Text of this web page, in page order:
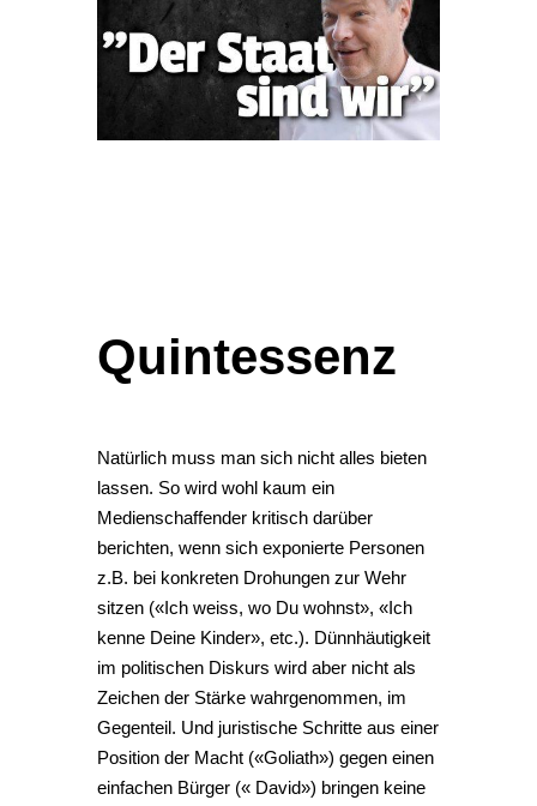
Quintessenz
Natürlich muss man sich nicht alles bieten
lassen. So wird wohl kaum ein
Medienschaffender kritisch darüber
berichten, wenn sich exponierte Personen
z.B. bei konkreten Drohungen zur Wehr
sitzen («Ich weiss, wo Du wohnst», «Ich
kenne Deine Kinder», etc.). Dünnhäutigkeit
im politischen Diskurs wird aber nicht als
Zeichen der Stärke wahrgenommen, im
Gegenteil. Und juristische Schritte aus einer
Position der Macht («Goliath») gegen einen
einfachen Bürger (« David») bringen keine